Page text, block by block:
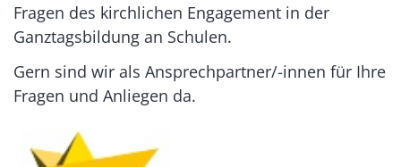
Fragen des kirchlichen Engagement in der
Ganztagsbildung an Schulen.
Gern sind wir als Ansprechpartner/-innen für Ihre
Fragen und Anliegen da.